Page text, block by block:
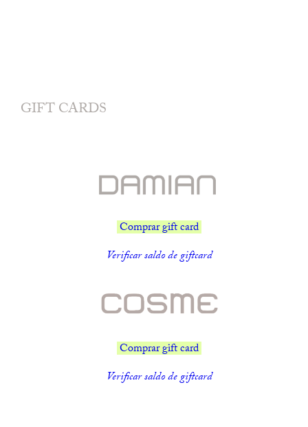
GIFT CARDS
Comprar gift card
Verificar saldo de giftcard
Comprar gift card
Verificar saldo de giftcard